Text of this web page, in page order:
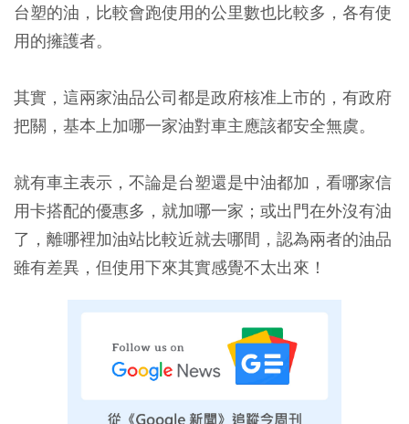
台塑的油，比較會跑使用的公里數也比較多，各有使
用的擁護者。
其實，這兩家油品公司都是政府核准上市的，有政府
把關，基本上加哪一家油對車主應該都安全無虞。
就有車主表示，不論是台塑還是中油都加，看哪家信
用卡搭配的優惠多，就加哪一家；或出門在外沒有油
了，離哪裡加油站比較近就去哪間，認為兩者的油品
雖有差異，但使用下來其實感覺不太出來！